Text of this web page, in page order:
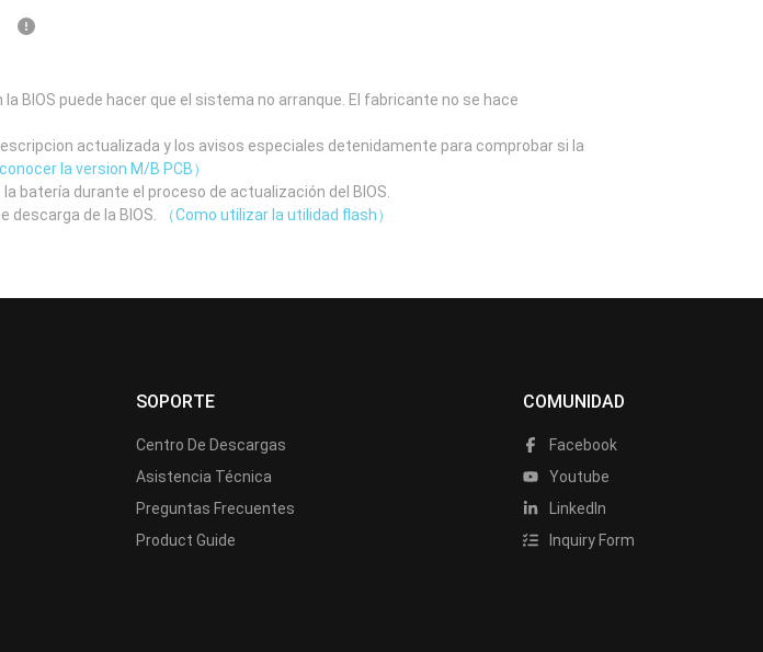
BIOS puede hacer que el sistema no arranque. El fabricante no se hace
actualizada y los avisos especiales detenidamente para comprobar si la
la version M/B PCB）
batería durante el proceso de actualización del BIOS.
de la BIOS.
（Como utilizar la utilidad flash）
SOPORTE
Centro De Descargas
Asistencia Técnica
Preguntas Frecuentes
Product Guide
COMUNIDAD
Facebook
Youtube
LinkedIn
Inquiry Form